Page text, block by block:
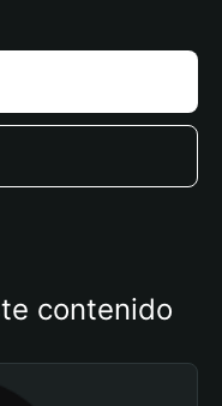
contenido